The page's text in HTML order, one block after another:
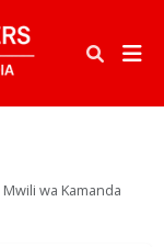
wa Kamanda